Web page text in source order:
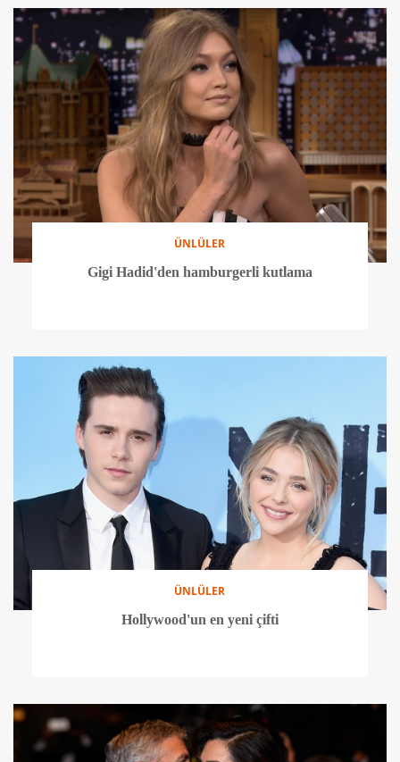
ÜNLÜLER
Gigi Hadid'den hamburgerli kutlama
ÜNLÜLER
Hollywood'un en yeni çifti